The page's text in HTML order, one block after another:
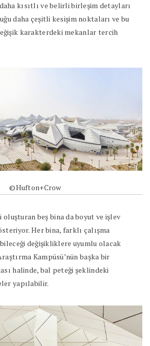
kısıtlı ve belirli birleşim detayları
daha çeşitli kesişim noktaları ve bu
karakterdeki mekanlar tercih
©Hufton+Crow
oluşturan beş bina da boyut ve işlev
Her bina, farklı çalışma
değişikliklere uyumlu olacak
Kampüsü’nün başka bir
halinde, bal peteği şeklindeki
yapılabilir.